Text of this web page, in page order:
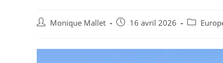
Auteur/autrice
Monique Mallet
Post 16 avril 2026
Post